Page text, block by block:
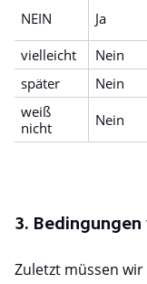
NEIN
Ja
vielleicht
Nein
später
Nein
weiß
nicht
Nein
3.
Zuletzt müssen